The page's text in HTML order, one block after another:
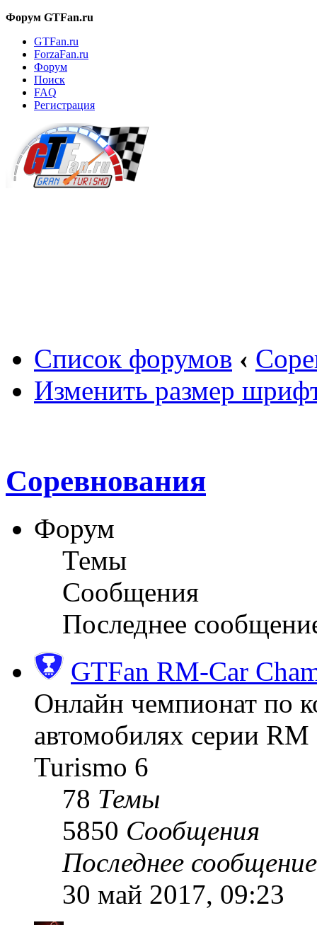
Форум GTFan.ru
GTFan.ru
ForzaFan.ru
Форум
Поиск
FAQ
Регистрация
Список форумов ‹
Изменить размер
Соревнования
Форум
Темы
Сообщения
Последнее
GTFan RM-Car
Онлайн чемпионат по
автомобилях серии
Turismo 6
78 Темы
5850 Сообщения
Последнее сообщение
30 май 2017, 09:23